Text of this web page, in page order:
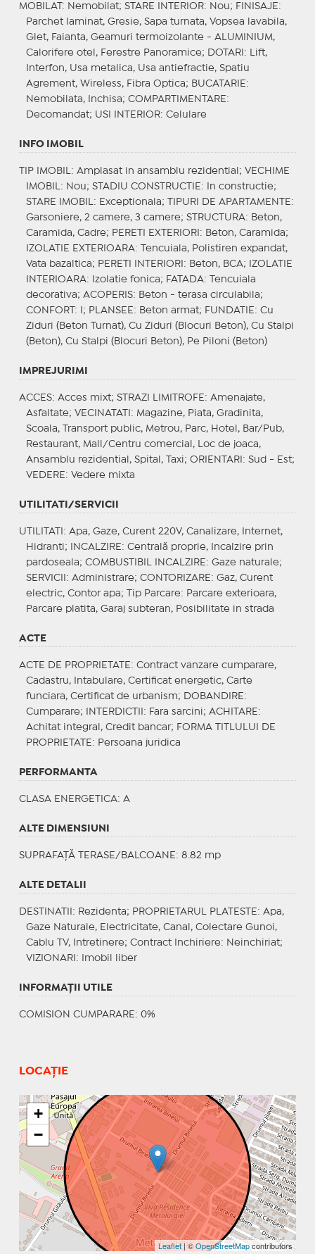
MOBILAT : Nemobilat; STARE INTERIOR: Nou; FINISAJE :
Parchet laminat, Gresie, Sapa turnata, Vopsea lavabila,
Glet, Faianta, Geamuri termoizolante - ALUMINIUM,
Calorifere otel, Ferestre Panoramice;
DOTARI : Lift,
Interfon, Usa metalica, Usa antiefractie, Spatiu
Agrement, Wireless, Fibra Optica; BUCATARIE :
Nemobilata, Inchisa; COMPARTIMENTARE :
Decomandat; USI INTERIOR: Celulare
INFO IMOBIL
TIP IMOBIL : Amplasat in ansamblu rezidential; VECHIME
IMOBIL : Nou; STADIU CONSTRUCTIE : In constructie;
STARE IMOBIL : Exceptionala; TIPURI DE APARTAMENTE :
Garsoniere, 2 camere, 3 camere; STRUCTURA: Beton,
Caramida, Cadre; PERETI EXTERIORI : Beton, Caramida;
IZOLATIE EXTERIOARA: Tencuiala, Polistiren expandat,
Vata bazaltica; PERETI INTERIORI : Beton, BCA;
IZOLATIE
INTERIOARA: Izolatie fonica; FATADA: Tencuiala
decorativa; ACOPERIS: Beton - terasa circulabila;
CONFORT : I; PLANSEE : Beton armat; FUNDATIE : Cu
Ziduri (Beton Turnat), Cu Ziduri (Blocuri Beton), Cu Stalpi
(Beton), Cu Stalpi (Blocuri Beton), Pe Piloni (Beton)
IMPREJURIMI
ACCES: Acces mixt; STRAZI LIMITROFE : Amenajate,
Asfaltate; VECINATATI : Magazine, Piata, Gradinita,
Scoala, Transport public, Metrou, Parc, Hotel, Bar/Pub,
Restaurant, Mall/Centru comercial, Loc de joaca,
Ansamblu rezidential, Spital, Taxi; ORIENTARI : Sud - Est;
VEDERE : Vedere mixta
UTILITATI/SERVICII
UTILITATI : Apa, Gaze, Curent 220V, Canalizare, Internet,
Hidranti;
INCALZIRE : Centrală proprie, Incalzire prin
pardoseala; COMBUSTIBIL INCALZIRE : Gaze naturale;
SERVICII : Administrare; CONTORIZARE : Gaz, Curent
electric, Contor apa;
Tip Parcare: Parcare exterioara,
Parcare platita, Garaj subteran, Posibilitate in strada
ACTE
ACTE DE PROPRIETATE : Contract vanzare cumparare,
Cadastru, Intabulare, Certificat energetic, Carte
funciara, Certificat de urbanism;
DOBANDIRE :
Cumparare;
INTERDICTII : Fara sarcini; ACHITARE :
Achitat integral, Credit bancar; FORMA TITLULUI DE
PROPRIETATE : Persoana juridica
PERFORMANTA
CLASA ENERGETICA: A
ALTE DIMENSIUNI
SUPRAFAȚĂ TERASE/BALCOANE: 8.82 mp
ALTE DETALII
DESTINATII : Rezidenta; PROPRIETARUL PLATESTE : Apa,
Gaze Naturale, Electricitate, Canal, Colectare Gunoi,
Cablu TV, Intretinere; Contract Inchiriere: Neinchiriat;
VIZIONARI : Imobil liber
INFORMAŢII UTILE
COMISION CUMPARARE: 0%
LOCAȚIE
+
−
Leaflet | ©OpenStreetMapcontributors